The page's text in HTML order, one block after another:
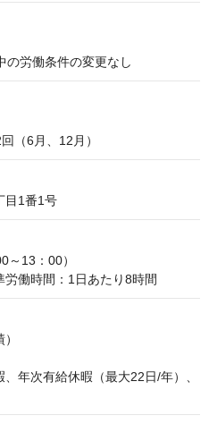
労働条件の変更なし
（6月、12月）
目1番1号
～13：00）
働時間：1日あたり8時間
年次有給休暇（最大22日/年）、